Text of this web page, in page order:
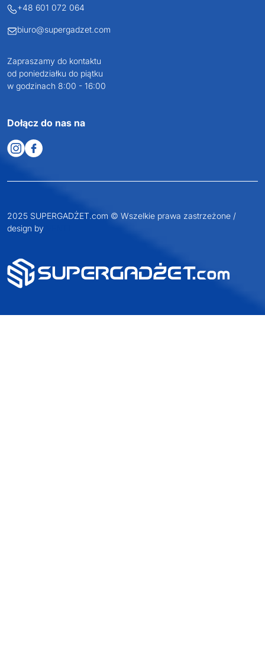
NIP: 6652893990
KONTAKT
+48 601 072 064
biuro@supergadzet.com
od poniedziałku do piątku
w godzinach 8:00 - 16:00
2025 SUPERGADŻET.com © Wszelkie prawa zastrzeżone /
design byVENTI